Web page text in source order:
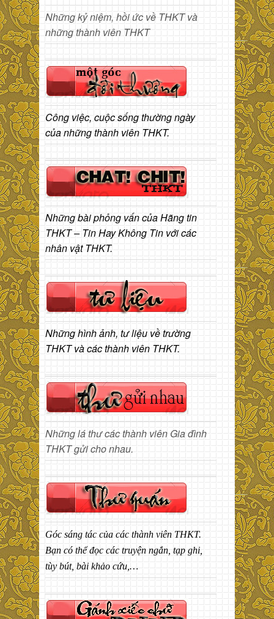
Những kỷ niệm, hồi ức về THKT và
những thành viên THKT
Công việc, cuộc sống thường ngày
của những thành viên THKT.
Những bài phỏng vấn của Hãng tin
THKT – Tin Hay Không Tin với các
nhân vật THKT.
Những hình ảnh, tư liệu về trường
THKT và các thành viên THKT.
Những lá thư các thành viên Gia đình
THKT gửi cho nhau.
Góc sáng tác của các thành viên THKT.
Bạn có thể đọc các truyện ngắn, tạp ghi,
tùy bút, bài khảo cứu,…